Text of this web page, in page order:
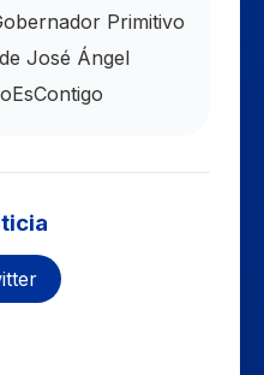
Primitivo
José Ángel